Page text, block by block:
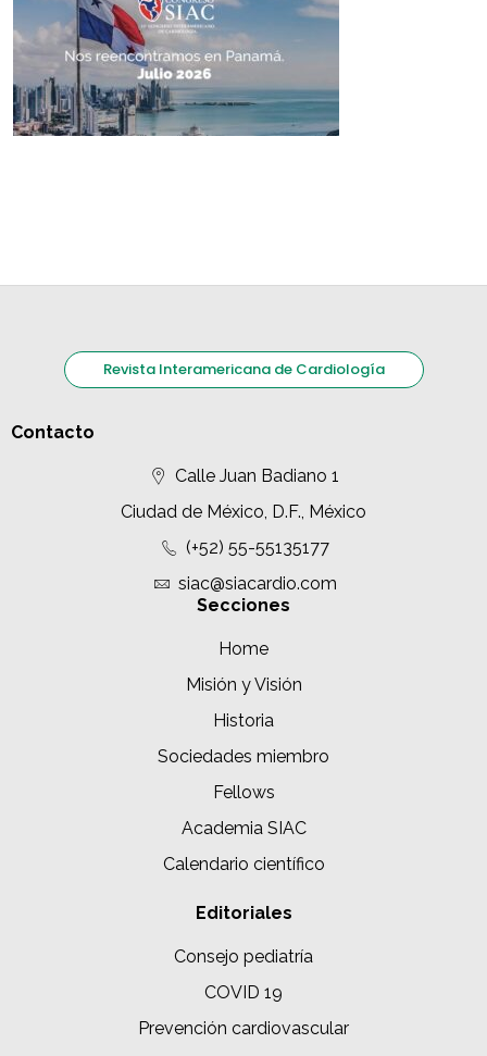
Revista Interamericana de Cardiología
Contacto
Calle Juan Badiano 1
Ciudad de México, D.F., México
(+52) 55-55135177
siac@siacardio.com
Secciones
Home
Misión y Visión
Historia
Sociedades miembro
Fellows
Academia SIAC
Calendario científico
Editoriales
Consejo pediatría
COVID 19
Prevención cardiovascular